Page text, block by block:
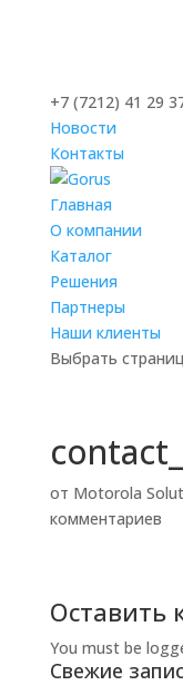
+7 (7212) 41 29
Новости
Контакты
Главная
О компании
Каталог
Решения
Партнеры
Наши клиенты
Выбрать
от Motorola
комментариев
Оставить
You must be
Свежие